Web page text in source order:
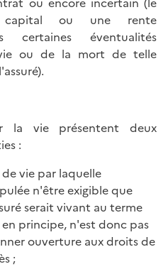
capital ou une rente
certaines éventualités
ou de la mort de telle
la vie présentent deux
:
vie par laquelle
n'être exigible que
serait vivant au terme
principe, n'est donc pas
ouverture aux droits de
;